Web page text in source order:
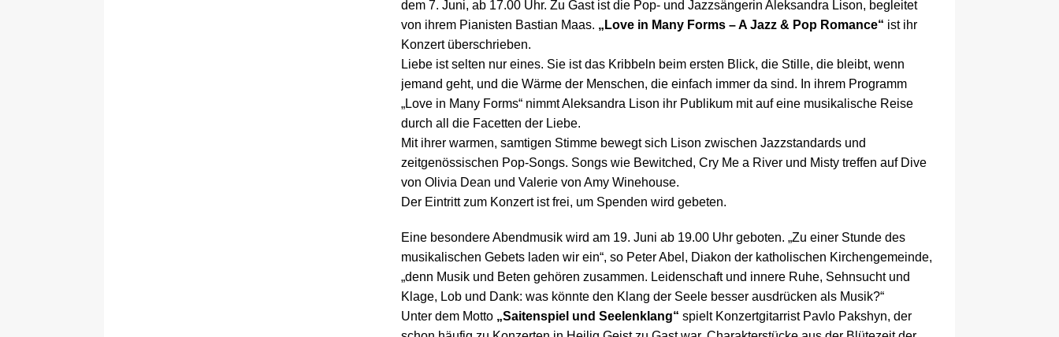
dem 7. Juni, ab 17.00 Uhr. Zu Gast ist die Pop- und Jazzsängerin Aleksandra Lison, begleitet
von ihrem Pianisten Bastian Maas. „Love in Many Forms – A Jazz & Pop Romance“ ist ihr
Konzert überschrieben.
Liebe ist selten nur eines. Sie ist das Kribbeln beim ersten Blick, die Stille, die bleibt, wenn
jemand geht, und die Wärme der Menschen, die einfach immer da sind. In ihrem Programm
„Love in Many Forms“ nimmt Aleksandra Lison ihr Publikum mit auf eine musikalische Reise
durch all die Facetten der Liebe.
Mit ihrer warmen, samtigen Stimme bewegt sich Lison zwischen Jazzstandards und
zeitgenössischen Pop-Songs. Songs wie Bewitched, Cry Me a River und Misty treffen auf Dive
von Olivia Dean und Valerie von Amy Winehouse.
Der Eintritt zum Konzert ist frei, um Spenden wird gebeten.
Eine besondereAbendmusik wird am 19. Juni ab 19.00 Uhr geboten. „Zu einer Stunde des
musikalischen Gebets laden wir ein“, so Peter Abel, Diakon der katholischen Kirchengemeinde,
„denn Musik und Beten gehören zusammen. Leidenschaft und innere Ruhe, Sehnsucht und
Klage, Lob und Dank: was könnte den Klang der Seele besser ausdrücken als Musik?“
Unter dem Motto„Saitenspiel und Seelenklang“ spielt Konzertgitarrist Pavlo Pakshyn, der